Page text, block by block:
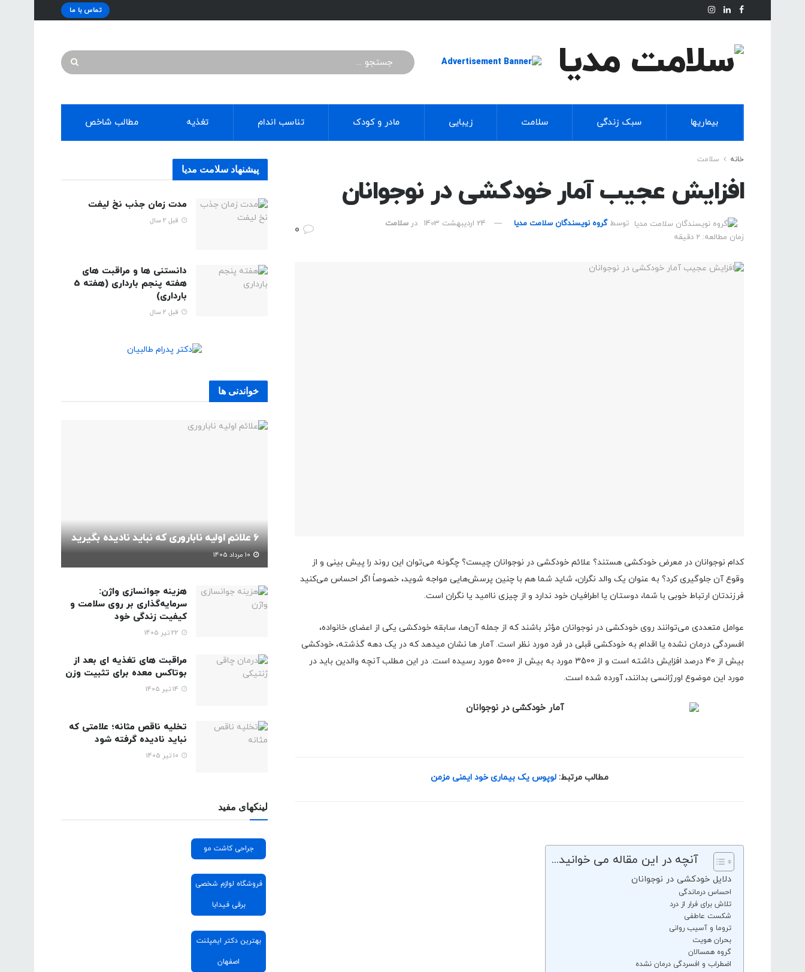
تماس با ما
بیماریها سبک زندگی سلامت زیبایی مادر و کودک تناسب اندام تغذیه مطالب شاخص
خانه سلامت
افزایش عجیب آمار خودکشی در نوجوانان
توسط گروه نویسندگان سلامت مدیا 24 اردیبهشت 1403 در سلامت
زمان مطالعه: 2 دقیقه
کدام نوجوانان در معرض خودکشی هستند؟ علائم خودکشی در نوجوانان چیست؟ چگونه می‌توان این روند را پیش بینی و از
وقوع آن جلوگیری کرد؟ به عنوان یک والد نگران، شاید شما هم با چنین پرسش‌هایی مواجه شوید، خصوصاً اگر احساس می‌کنید
فرزندتان ارتباط خوبی با شما، دوستان یا اطرافیان خود ندارد و از چیزی ناامید یا نگران است.
عوامل متعددی می‌توانند روی خودکشی در نوجوانان مؤثر باشند که از جمله آن‌ها، سابقه خودکشی یکی از اعضای خانواده،
افسردگی درمان نشده یا اقدام به خودکشی قبلی در فرد مورد نظر است. آمار ها نشان میدهد که در یک دهه گذشته، خودکشی
بیش از 40 درصد افزایش داشته است و از 3500 مورد به بیش از 5000 مورد رسیده است. در این مطلب آنچه والدین باید در
مورد این موضوع اورژانسی بدانند، آورده شده است.
مطالب مرتبط:لوپوس یک بیماری خود ایمنی مزمن
آنچه در این مقاله می خوانید...
دلایل خودکشی در نوجوانان
احساس درماندگی
تلاش برای فرار از درد
شکست عاطفی
تروما و آسیب روانی
بحران هویت
گروه همسالان
اضطراب و افسردگی درمان نشده
پیشنهاد سلامت مدیا
مدت زمان جذب نخ لیفت
قبل 2 سال
دانستنی ها و مراقبت های
هفته پنجم بارداری (هفته 5
بارداری)
قبل 2 سال
خواندنی ها
6 علائم اولیه ناباروری که نباید نادیده بگیرید
هزینه جوانسازی واژن:
سرمایه‌گذاری بر روی سلامت و
کیفیت زندگی خود
مراقبت های تغذیه ای بعد از
بوتاکس معده برای تثبیت وزن
تخلیه ناقص مثانه؛ علامتی که
نباید نادیده گرفته شود
لینکهای مفید
جراحی کاشت مو
فروشگاه لوازم شخصی
برقی فیدابا
بهترین دکتر ایمپلنت
اصفهان